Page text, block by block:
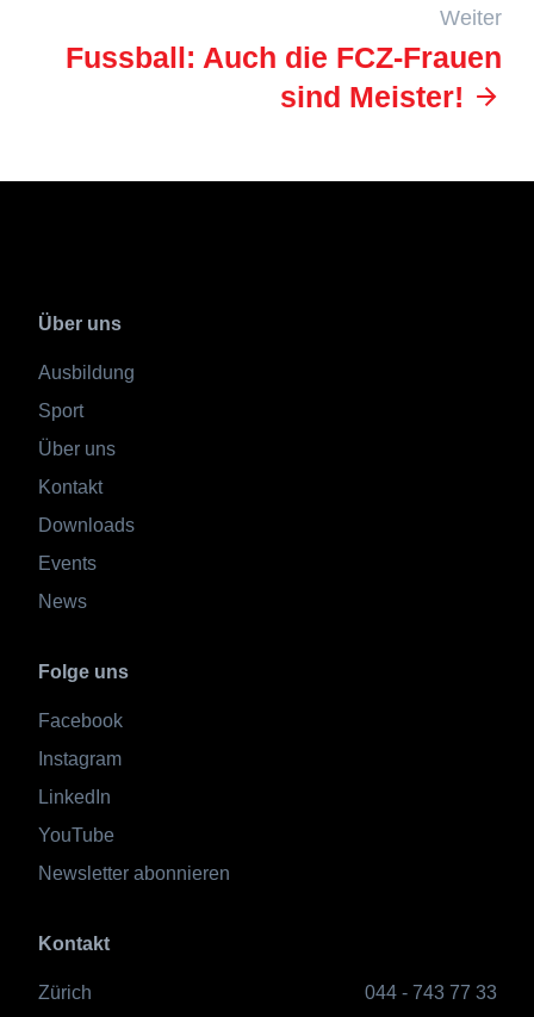
Weiter
Fussball: Auch die FCZ-Frauen
sind Meister!
Über uns
Ausbildung
Sport
Über uns
Kontakt
Downloads
Events
News
Folge uns
Facebook
Instagram
LinkedIn
YouTube
Newsletter abonnieren
Kontakt
Zürich 044 - 743 77 33